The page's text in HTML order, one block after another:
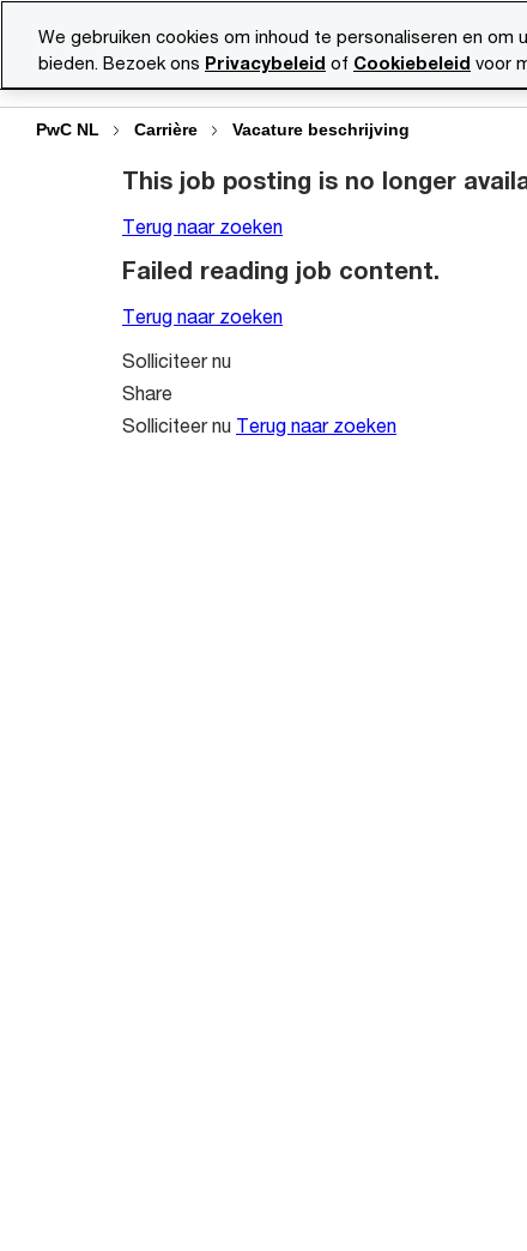
PwC NL Carrière Vacature beschrijving
This job posting is no longer
Terug naar zoeken
Failed reading job content.
Terug naar zoeken
Solliciteer nu
Share
Solliciteer nu Terug naar zoeken
We gebruiken cookies om inhoud te personaliseren en om
bieden. Bezoek ons Privacybeleid of Cookiebeleid voor